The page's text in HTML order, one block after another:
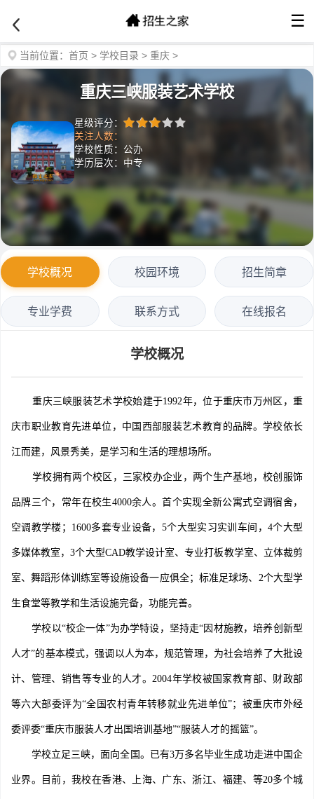
☰
当前位置： 首页 > 学校目录 > 重庆 >
重庆三峡服装艺术学校
星级评分：
关注人数：
学校性质：公办
学历层次：中专
学校概况 校园环境 招生简章
专业学费 联系方式 在线报名
学校概况
重庆三峡服装艺术学校始建于1992年，位于重庆市万州区，重
庆市职业教育先进单位，中国西部服装艺术教育的品牌。学校依长
江而建，风景秀美，是学习和生活的理想场所。
学校拥有两个校区，三家校办企业，两个生产基地，校创服饰
品牌三个，常年在校生4000余人。首个实现全新公寓式空调宿舍，
空调教学楼；1600多套专业设备，5个大型实习实训车间，4个大型
多媒体教室，3个大型CAD教学设计室、专业打板教学室、立体裁剪
室、舞蹈形体训练室等设施设备一应俱全；标准足球场、2个大型学
生食堂等教学和生活设施完备，功能完善。
学校以“校企一体”为办学特设，坚持走“因材施教，培养创新型
人才”的基本模式，强调以人为本，规范管理，为社会培养了大批设
计、管理、销售等专业的人才。2004年学校被国家教育部、财政部
等六大部委评为“全国农村青年转移就业先进单位”；被重庆市外经
委评委“重庆市服装人才出国培训基地”“服装人才的摇篮”。
学校立足三峡，面向全国。已有3万多名毕业生成功走进中国企
业界。目前，我校在香港、上海、广东、浙江、福建、等20多个城